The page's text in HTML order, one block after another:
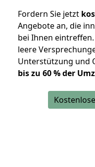
Fordern Sie jetzt
Angebote an, die
bei Ihnen
leere
Unterstützung und
bis zu 60 % der